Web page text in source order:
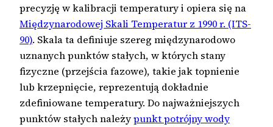
precyzję w kalibracji temperatury i opiera się na
Międzynarodowej Skali Temperatur z 1990 r. (ITS-
90). Skala ta definiuje szereg międzynarodowo
uznanych punktów stałych, w których stany
fizyczne (przejścia fazowe), takie jak topnienie
lub krzepnięcie, reprezentują dokładnie
zdefiniowane temperatury. Do najważniejszych
punktów stałych należypunkt potrójny wody